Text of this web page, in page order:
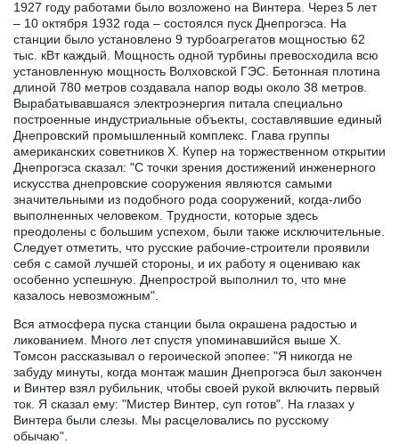
1927 году работами было возложено на Винтера. Через 5 лет
– 10 октября 1932 года – состоялся пуск Днепрогэса. На
станции было установлено 9 турбоагрегатов мощностью 62
тыс. кВт каждый. Мощность одной турбины превосходила всю
установленную мощность Волховской ГЭС. Бетонная плотина
длиной 780 метров создавала напор воды около 38 метров.
Вырабатывавшаяся электроэнергия питала специально
построенные индустриальные объекты, составлявшие единый
Днепровский промышленный комплекс. Глава группы
американских советников Х. Купер на торжественном открытии
Днепрогэса сказал: "С точки зрения достижений инженерного
искусства днепровские сооружения являются самыми
значительными из подобного рода сооружений, когда-либо
выполненных человеком. Трудности, которые здесь
преодолены с большим успехом, были также исключительные.
Следует отметить, что русские рабочие-строители проявили
себя с самой лучшей стороны, и их работу я оцениваю как
особенно успешную. Днепрострой выполнил то, что мне
казалось невозможным".
Вся атмосфера пуска станции была окрашена радостью и
ликованием. Много лет спустя упоминавшийся выше Х.
Томсон рассказывал о героической эпопее: "Я никогда не
забуду минуты, когда монтаж машин Днепрогэса был закончен
и Винтер взял рубильник, чтобы своей рукой включить первый
ток. Я сказал ему: "Мистер Винтер, суп готов". На глазах у
Винтера были слезы. Мы расцеловались по русскому
обычаю".